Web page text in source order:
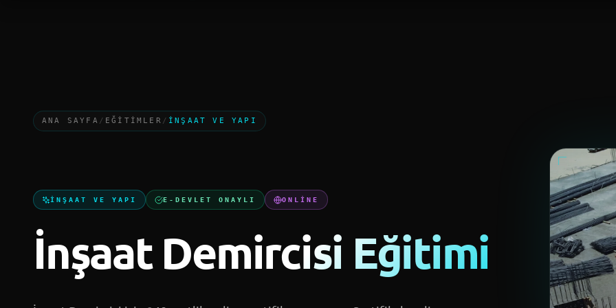
ANA SAYFA / EĞITIMLER / İNŞAAT VE YAPI
İNŞAAT VE YAPI E-DEVLET ONAYLI ONLINE
İnşaat Demircisi Eğitimi